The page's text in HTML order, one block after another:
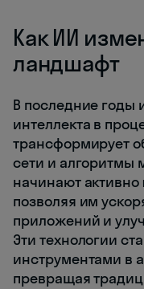
Как ИИ
ландшафт
В последние годы
интеллекта в
трансформирует
сети и алгоритмы
начинают активно
позволяя им
приложений и
Эти технологии
инструментами в
превращая